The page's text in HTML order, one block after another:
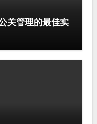
关管理的最佳实